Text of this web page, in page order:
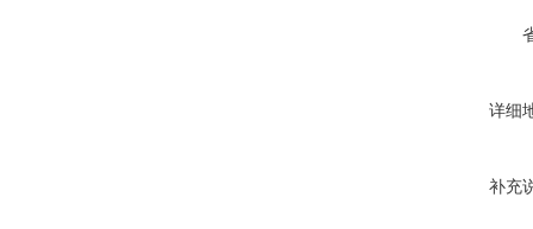
详细
补充